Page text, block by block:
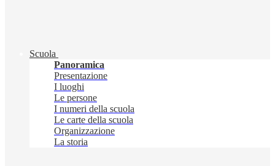
Scuola
Panoramica
Presentazione
I luoghi
Le persone
I numeri della scuola
Le carte della scuola
Organizzazione
La storia